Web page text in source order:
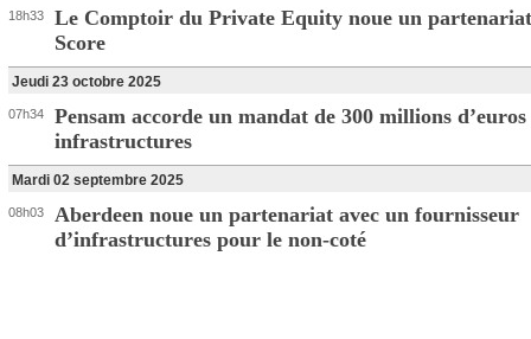
18h33
Le Comptoir du Private Equity noue un
Score
Jeudi 23 octobre 2025
07h34
Pensam accorde un mandat de 300 millions d’euros
infrastructures
Mardi 02 septembre 2025
08h03
Aberdeen noue un partenariat avec un fournisseur
d’infrastructures pour le non-coté